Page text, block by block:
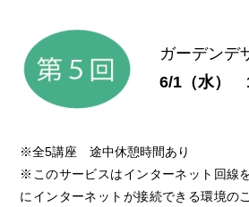
ガーデンデ
6/1（水）
※全5講座 途中休憩時間あり
※このサービスはインターネット回線
にインターネットが接続できる環境の